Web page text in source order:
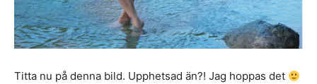
Titta nu på denna bild. Upphetsad än?! Jag hoppas det